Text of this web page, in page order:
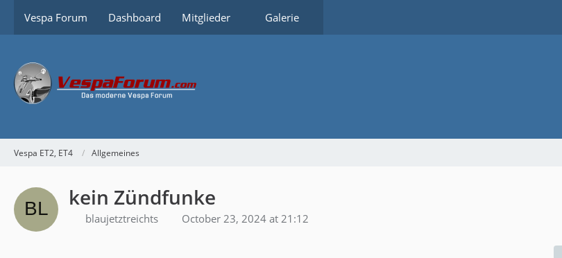
Vespa Forum Dashboard Mitglieder Galerie
Vespa ET2, ET4 Allgemeines
kein Zündfunke
blaujetztreichts October 23, 2024 at 21:12